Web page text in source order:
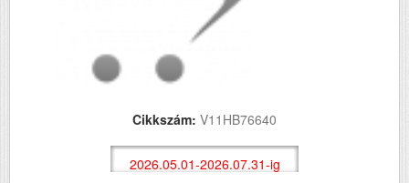
Cikkszám: V11HB76640
2026.05.01-2026.07.31-ig